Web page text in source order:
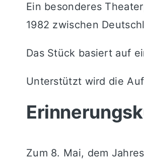
Ein besonderes
1982 zwischen
Das Stück basiert auf
Unterstützt wird die
Zum 8. Mai, dem